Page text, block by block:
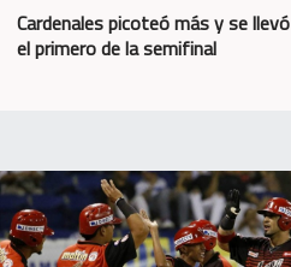
Cardenales picoteó más y se llevó
el primero de la semifinal